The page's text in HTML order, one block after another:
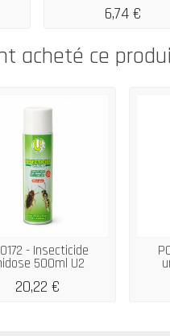
6,74 €
acheté ce
- Insecticide
500ml U2
20,22 €